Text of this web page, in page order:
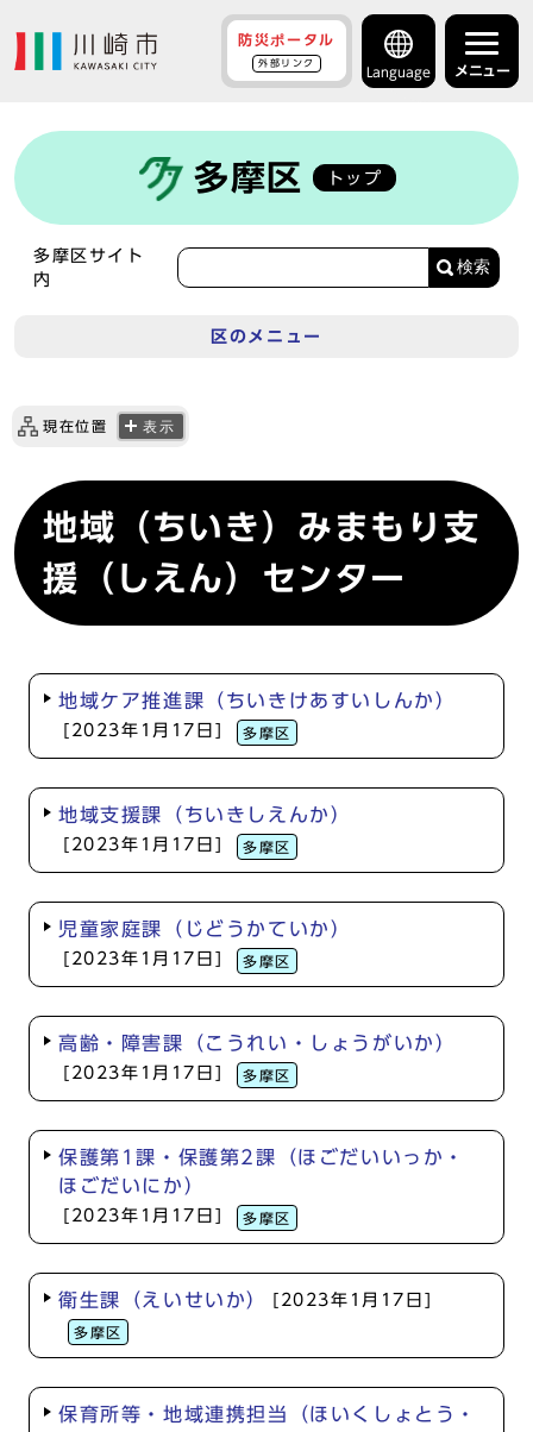
防災ポータル
外部リンク
Language メニュー
多摩区 トップ
多摩区サイト
内
検索
区のメニュー
現在位置 表示
地域（ちいき）みまもり支
援（しえん）センター
地域ケア推進課（ちいきけあすいしんか）
[2023年1月17日] 多摩区
地域支援課（ちいきしえんか）
[2023年1月17日] 多摩区
児童家庭課（じどうかていか）
[2023年1月17日] 多摩区
高齢・障害課（こうれい・しょうがいか）
[2023年1月17日] 多摩区
保護第1課・保護第2課（ほごだいいっか・
ほごだいにか）
[2023年1月17日] 多摩区
衛生課（えいせいか） [2023年1月17日]
多摩区
保育所等・地域連携担当（ほいくしょとう・